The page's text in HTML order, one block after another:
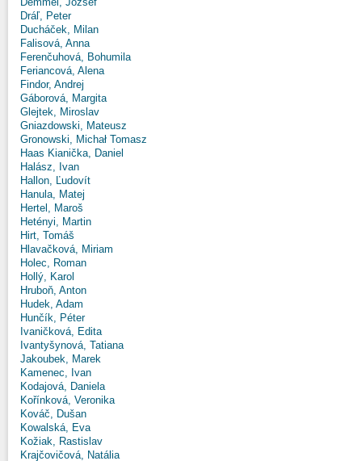
Dráľ, Peter
Ducháček, Milan
Falisová, Anna
Ferenčuhová, Bohumila
Feriancová, Alena
Findor, Andrej
Gáborová, Margita
Glejtek, Miroslav
Gniazdowski, Mateusz
Gronowski, Michał Tomasz
Haas Kianička, Daniel
Halász, Ivan
Hallon, Ľudovít
Hanula, Matej
Hertel, Maroš
Hetényi, Martin
Hirt, Tomáš
Hlavačková, Miriam
Holec, Roman
Hollý, Karol
Hruboň, Anton
Hudek, Adam
Hunčík, Péter
Ivaničková, Edita
Ivantyšynová, Tatiana
Jakoubek, Marek
Kamenec, Ivan
Kodajová, Daniela
Kořínková, Veronika
Kováč, Dušan
Kowalská, Eva
Kožiak, Rastislav
Krajčovičová, Natália